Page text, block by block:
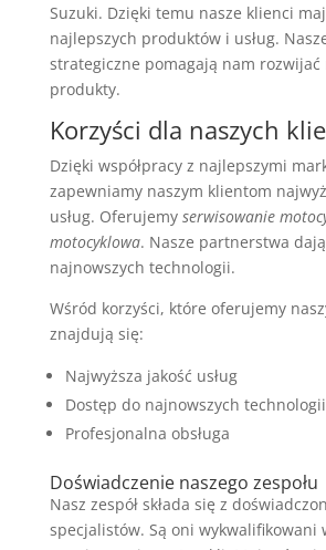
Suzuki. Dzięki temu nasze klienci
najlepszych produktów i usług.
strategiczne pomagają nam rozwijać
produkty.
Korzyści dla naszych
Dzięki współpracy z najlepszymi
zapewniamy naszym klientom
usług. Oferujemy serwisowanie
motocyklowa. Nasze partnerstwa
najnowszych technologii.
Wśród korzyści, które oferujemy
znajdują się:
Najwyższa jakość usług
Dostęp do najnowszych
Profesjonalna obsługa
Doświadczenie naszego zespołu
Nasz zespół składa się z
specjalistów. Są oni wykwalifikowani